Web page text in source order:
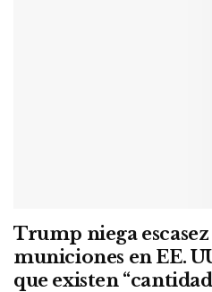
Trump niega escasez
municiones en EE.
que existen